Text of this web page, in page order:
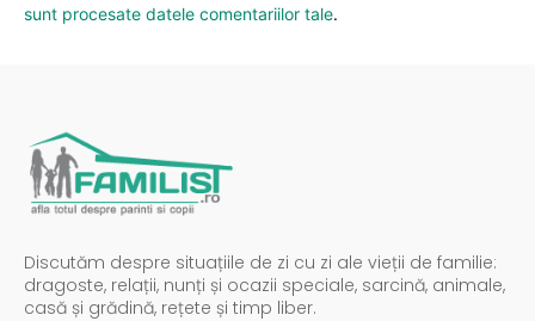
sunt procesate datele comentariilor tale.
Discutăm despre situațiile de zi cu zi ale vieții de familie:
dragoste, relații, nunți și ocazii speciale, sarcină, animale,
casă și grădină, rețete și timp liber.